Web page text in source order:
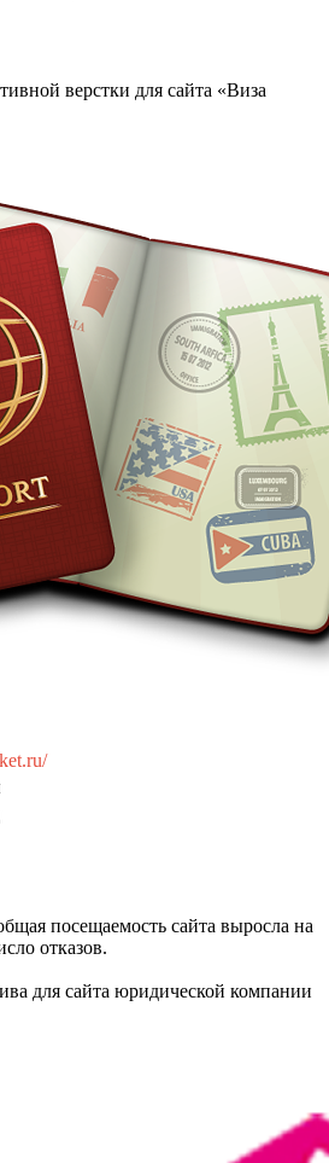
верстки для сайта «Виза
посещаемость сайта выросла на
отказов.
для сайта юридической компании